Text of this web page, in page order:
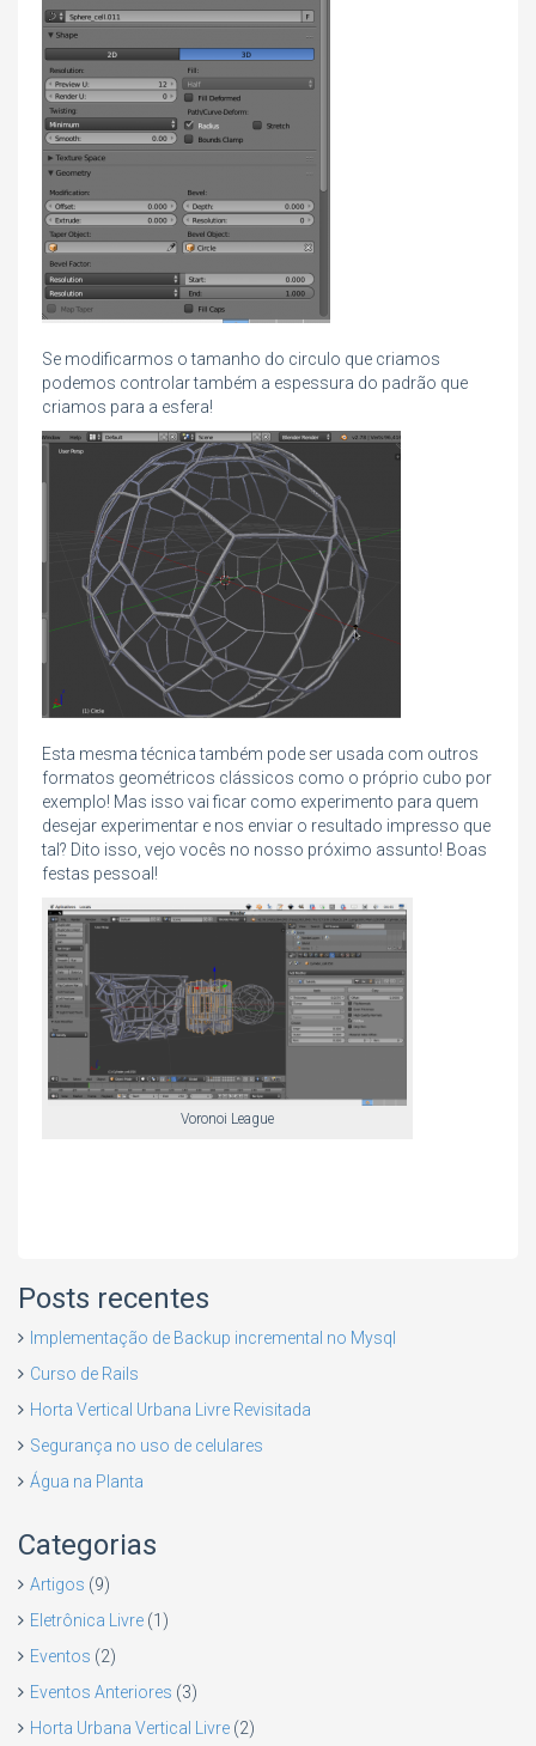
Se modificarmos o tamanho do circulo que criamos
podemos controlar também a espessura do padrão que
criamos para a esfera!
Esta mesma técnica também pode ser usada com outros
formatos geométricos clássicos como o próprio cubo por
exemplo! Mas isso vai ficar como experimento para quem
desejar experimentar e nos enviar o resultado impresso que
tal? Dito isso, vejo vocês no nosso próximo assunto! Boas
festas pessoal!
Voronoi League
Posts recentes
Implementação de Backup incremental no Mysql
Curso de Rails
Horta Vertical Urbana Livre Revisitada
Segurança no uso de celulares
Água na Planta
Categorias
Artigos (9)
Eletrônica Livre (1)
Eventos (2)
Eventos Anteriores (3)
Horta Urbana Vertical Livre (2)